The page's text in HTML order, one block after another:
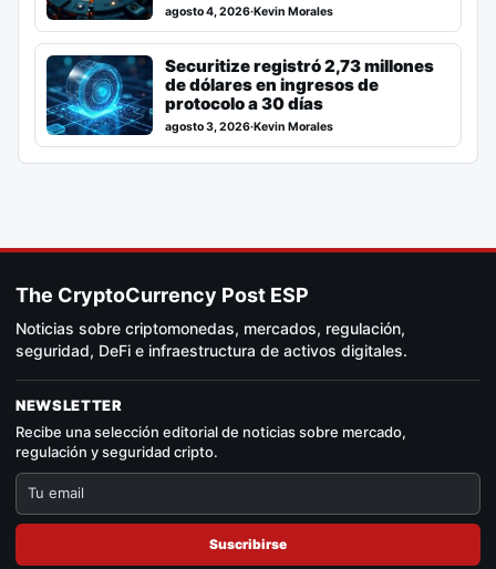
agosto 4, 2026·Kevin Morales
Securitize registró 2,73 millones
de dólares en ingresos de
protocolo a 30 días
agosto 3, 2026·Kevin Morales
The CryptoCurrency Post ESP
Noticias sobre criptomonedas, mercados, regulación,
seguridad, DeFi e infraestructura de activos digitales.
NEWSLETTER
Recibe una selección editorial de noticias sobre mercado,
regulación y seguridad cripto.
Suscribirse